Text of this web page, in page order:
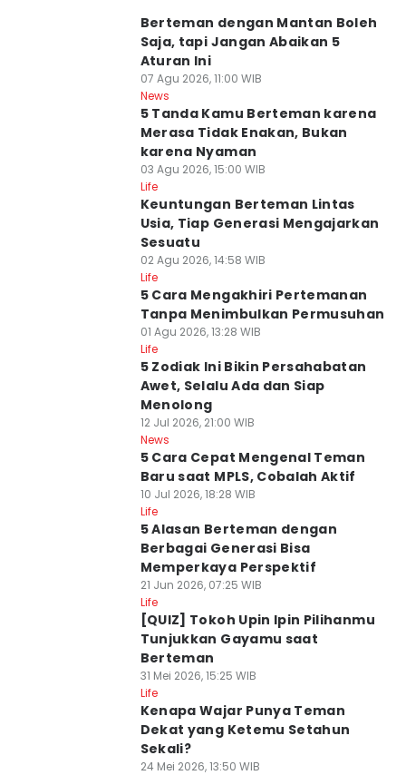
Berteman dengan Mantan Boleh
Saja, tapi Jangan Abaikan 5
Aturan Ini
07 Agu 2026, 11:00 WIB
News
5 Tanda Kamu Berteman karena
Merasa Tidak Enakan, Bukan
karena Nyaman
03 Agu 2026, 15:00 WIB
Life
Keuntungan Berteman Lintas
Usia, Tiap Generasi Mengajarkan
Sesuatu
02 Agu 2026, 14:58 WIB
Life
5 Cara Mengakhiri Pertemanan
Tanpa Menimbulkan Permusuhan
01 Agu 2026, 13:28 WIB
Life
5 Zodiak Ini Bikin Persahabatan
Awet, Selalu Ada dan Siap
Menolong
12 Jul 2026, 21:00 WIB
News
5 Cara Cepat Mengenal Teman
Baru saat MPLS, Cobalah Aktif
10 Jul 2026, 18:28 WIB
Life
5 Alasan Berteman dengan
Berbagai Generasi Bisa
Memperkaya Perspektif
21 Jun 2026, 07:25 WIB
Life
[QUIZ] Tokoh Upin Ipin Pilihanmu
Tunjukkan Gayamu saat
Berteman
31 Mei 2026, 15:25 WIB
Life
Kenapa Wajar Punya Teman
Dekat yang Ketemu Setahun
Sekali?
24 Mei 2026, 13:50 WIB